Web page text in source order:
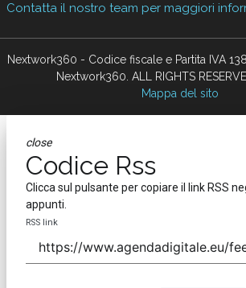
Contatta il nostro team per maggiori
Nextwork360 - Codice fiscale e Partita IVA
Nextwork360. ALL RIGHTS
Mappa del sito
close
Codice Rss
Clicca sul pulsante per copiare il link RSS
appunti.
RSS link